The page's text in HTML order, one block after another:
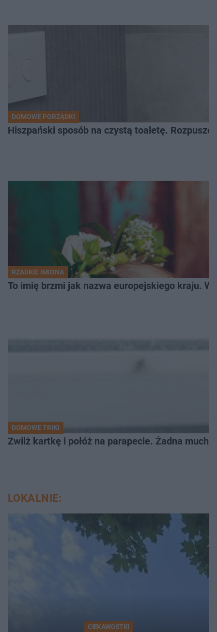
DOMOWE PORZĄDKI
Hiszpański sposób na czystą toaletę.
RZADKIE IMIONA
To imię brzmi jak nazwa europejskiego kraju.
DOMOWE TRIKI
Zwilż kartkę i połóż na parapecie. Żadna
LOKALNIE:
CIEKAWOSTKI